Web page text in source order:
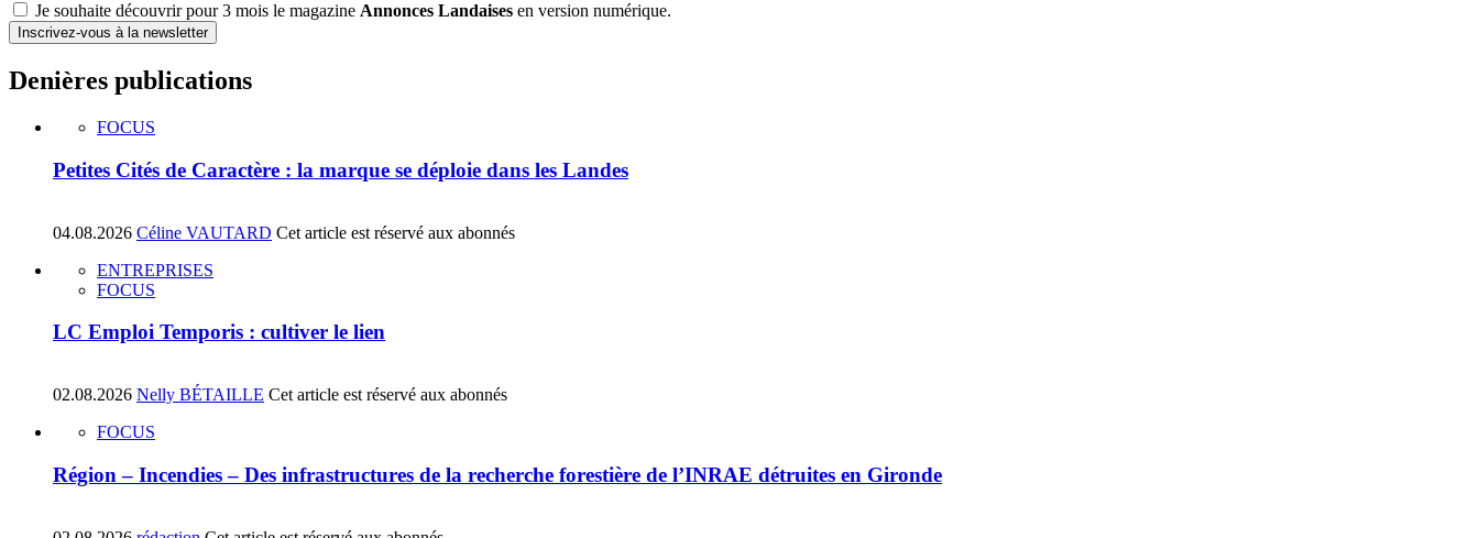
Je souhaite découvrir pour 3 mois le magazine Annonces Landaises en version numérique.
Inscrivez-vous à la newsletter
Denières publications
FOCUS
Petites Cités de Caractère : la marque se déploie dans les Landes
04.08.2026 Céline VAUTARD Cet article est réservé aux abonnés
ENTREPRISES
FOCUS
LC Emploi Temporis : cultiver le lien
02.08.2026 Nelly BÉTAILLE Cet article est réservé aux abonnés
FOCUS
Région – Incendies – Des infrastructures de la recherche forestière de l’INRAE détruites en Gironde